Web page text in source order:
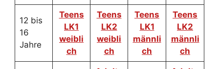
12 bis
16
Jahre
Teens
LK1
weibli
ch
Teens
LK2
weibli
ch
Teens
LK1
männli
ch
Teens
LK2
männli
ch